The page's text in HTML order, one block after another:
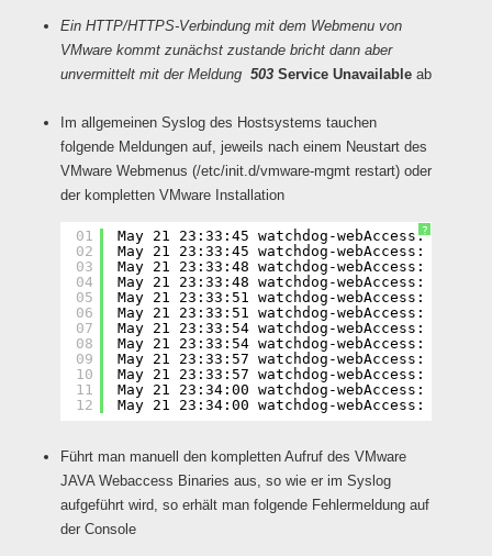
Ein HTTP/HTTPS-Verbindung mit dem Webmenu von
VMware kommt zunächst zustande bricht dann aber
unvermittelt mit der Meldung 503 Service Unavailable ab
Im allgemeinen Syslog des Hostsystems tauchen
folgende Meldungen auf, jeweils nach einem Neustart des
VMware Webmenus (/etc/init.d/vmware-mgmt restart) oder
der kompletten VMware Installation
?
01
02
03
04
05
06
07
08
09
10
11
12
May 21 23:33:45 watchdog-webAccess: '/
May 21 23:33:45 watchdog-webAccess:
May 21 23:33:48 watchdog-webAccess: '/
May 21 23:33:48 watchdog-webAccess:
May 21 23:33:51 watchdog-webAccess: '/
May 21 23:33:51 watchdog-webAccess:
May 21 23:33:54 watchdog-webAccess: '/
May 21 23:33:54 watchdog-webAccess:
May 21 23:33:57 watchdog-webAccess: '/
May 21 23:33:57 watchdog-webAccess:
May 21 23:34:00 watchdog-webAccess: '/
May 21 23:34:00 watchdog-webAccess:
Führt man manuell den kompletten Aufruf des VMware
JAVA Webaccess Binaries aus, so wie er im Syslog
aufgeführt wird, so erhält man folgende Fehlermeldung auf
der Console